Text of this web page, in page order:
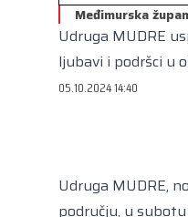
Europe
Europski
Međimurska
Udruga MUDRE
ljubavi i podršci u
05.10.2024 14:40
Udruga MUDRE,
području, u subotu